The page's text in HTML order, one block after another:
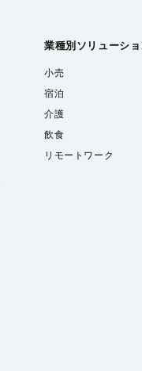
業種別 ソリューシ
小売
宿泊
介護
飲食
リモートワーク